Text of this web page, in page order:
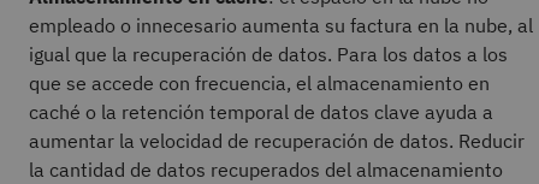
empleado o innecesario aumenta su factura en la nube, al
igual que la recuperación de datos. Para los datos a los
que se accede con frecuencia, el almacenamiento en
caché o la retención temporal de datos clave ayuda a
aumentar la velocidad de recuperación de datos. Reducir
la cantidad de datos recuperados del almacenamiento